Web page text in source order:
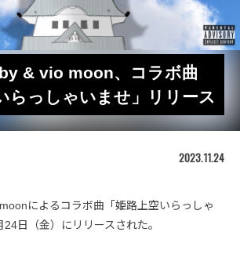
& vio moon、コラボ曲
らっしゃいませ」リリース
2023.11.24
によるコラボ曲「姫路上空いらっしゃ
日（金）にリリースされた。